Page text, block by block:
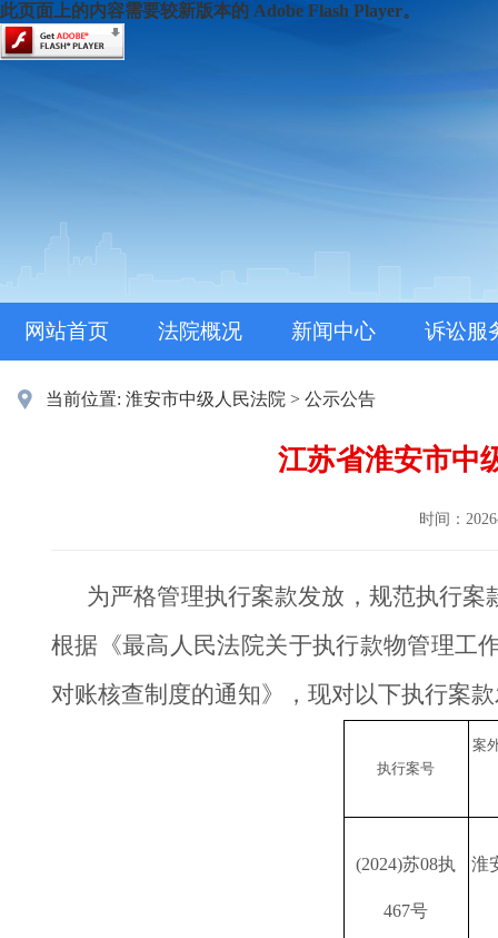
此页面上的内容需要较新版本的 Adobe Flash Player。
网站首页 法院概况 新闻中心 诉讼服
当前位置: 淮安市中级人民法院 > 公示公告
江苏省淮安市中
时间：
为严格管理执行案款发放，规范执行
根据《最高人民法院关于执行款物管理工
对账核查制度的通知》，现对以下执行案
执行案号
案
(2024)苏08执
467号
淮